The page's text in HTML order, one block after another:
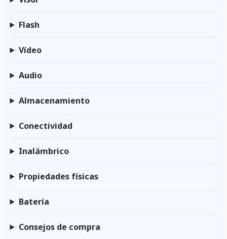
Flash
Vídeo
Audio
Almacenamiento
Conectividad
Inalámbrico
Propiedades físicas
Batería
Consejos de compra